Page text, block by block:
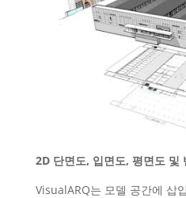
2D 단면도, 입면도, 평면도 및
VisualARQ는 모델 공간에 삽